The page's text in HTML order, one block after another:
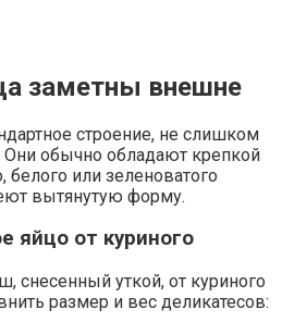
заметны внешне
строение, не слишком
Они обычно обладают крепкой
белого или зеленоватого
вытянутую форму.
яйцо от куриного
снесенный уткой, от куриного
размер и вес деликатесов: